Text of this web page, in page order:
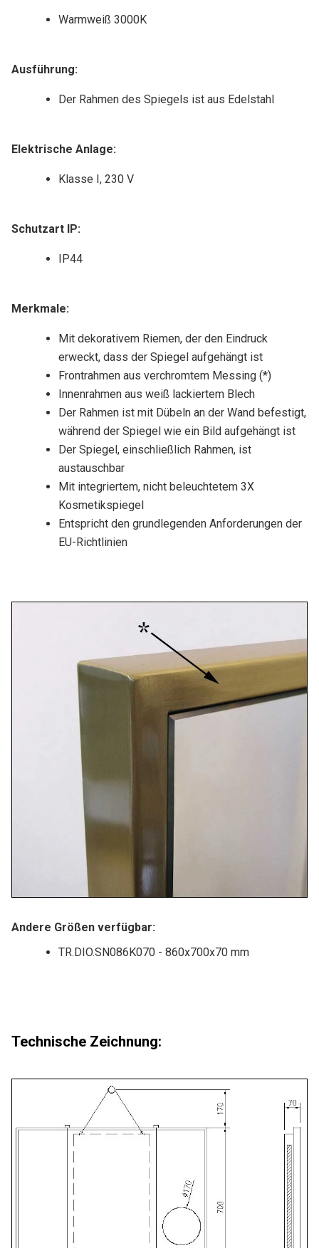
Warmweiß 3000K
Ausführung:
Der Rahmen des Spiegels ist aus Edelstahl
Elektrische Anlage:
Klasse I, 230 V
Schutzart IP:
IP44
Merkmale:
Mit dekorativem Riemen, der den Eindruck
erweckt, dass der Spiegel aufgehängt ist
Frontrahmen aus verchromtem Messing (*)
Innenrahmen aus weiß lackiertem Blech
Der Rahmen ist mit Dübeln an der Wand befestigt,
während der Spiegel wie ein Bild aufgehängt ist
Der Spiegel, einschließlich Rahmen, ist
austauschbar
Mit integriertem, nicht beleuchtetem 3X
Kosmetikspiegel
Entspricht den grundlegenden Anforderungen der
EU-Richtlinien
Andere Größen verfügbar:
TR.DIO.SN086K070 - 860x700x70 mm
Technische Zeichnung: